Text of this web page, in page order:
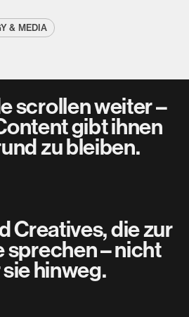
& MEDIA
scrollen weiter –
gibt ihnen
zu bleiben.
Creatives, die zur
– nicht
hinweg.